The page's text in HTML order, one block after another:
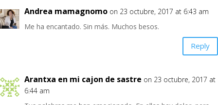
Andrea mamagnomo on 23 octubre, 2017 at 6:43 am
Me ha encantado. Sin más. Muchos besos.
Reply
Arantxa en mi cajon de sastre on 23 octubre, 2017 at
6:44 am